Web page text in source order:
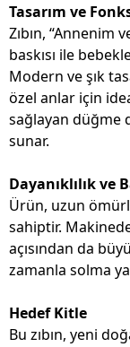
Tasarım ve
Zıbın, “Annenim
baskısı ile
Modern ve şık
özel anlar için
sağlayan düğme
sunar.
Dayanıklılık ve
Ürün, uzun
sahiptir.
açısından da
zamanla solma
Hedef Kitle
Bu zıbın, yeni